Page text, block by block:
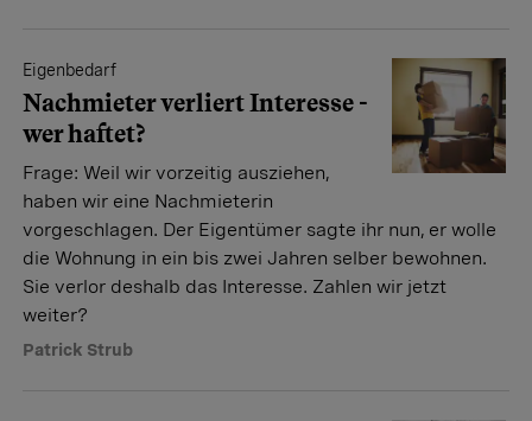
Eigenbedarf
Nachmieter verliert Interesse -
wer haftet?
Frage: Weil wir vorzeitig ausziehen,
haben wir eine Nachmieterin
vorgeschlagen. Der Eigentümer sagte ihr nun, er wolle
die Wohnung in ein bis zwei Jahren selber bewohnen.
Sie verlor deshalb das Interesse. Zahlen wir jetzt
weiter?
Patrick Strub